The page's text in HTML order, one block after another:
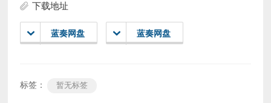
下载地址
蓝奏网盘 蓝奏网盘
标签： 暂无标签